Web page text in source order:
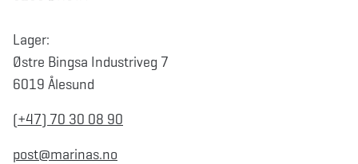
Lager:
Østre Bingsa Industriveg 7
6019 Ålesund
(+47) 70 30 08 90
post@marinas.no